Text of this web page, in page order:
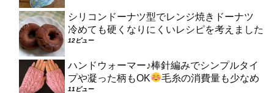
シリコンドーナツ型でレンジ焼きドーナツ
冷めても硬くなりにくいレシピを考えました
12ビュー
ハンドウォーマー♪棒針編みでシンプルタイ
プや凝った柄もOK
毛糸の消費量も少なめ
11ビュー